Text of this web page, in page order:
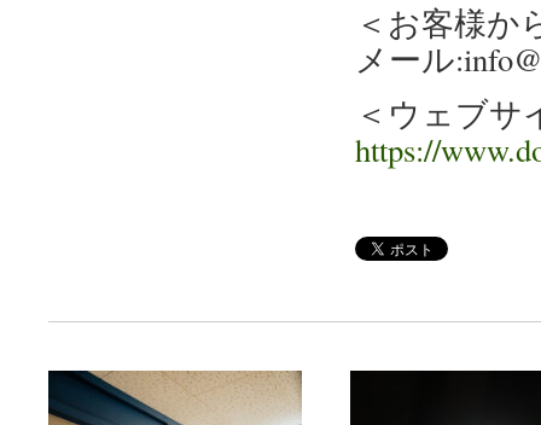
＜お客様か
メール
＜ウェブサ
https://